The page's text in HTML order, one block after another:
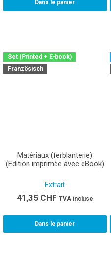
Dans le panier
Set (Printed + E-book)
Französisch
Matériaux (ferblanterie)
(Edition imprimée avec eBook)
Extrait
41,35 CHF TVA incluse
Dans le panier